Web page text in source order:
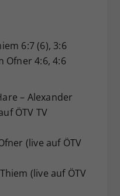
6:7 (6), 3:6
Ofner 4:6, 4:6
– Alexander
ÖTV TV
(live auf ÖTV
(live auf ÖTV